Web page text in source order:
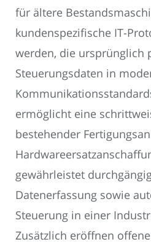
für ältere
kundenspezifische IT-
werden, die ursprünglich
Steuerungsdaten in
ermöglicht eine
bestehender
gewährleistet
Datenerfassung sowie
Steuerung in einer
Zusätzlich eröffnen